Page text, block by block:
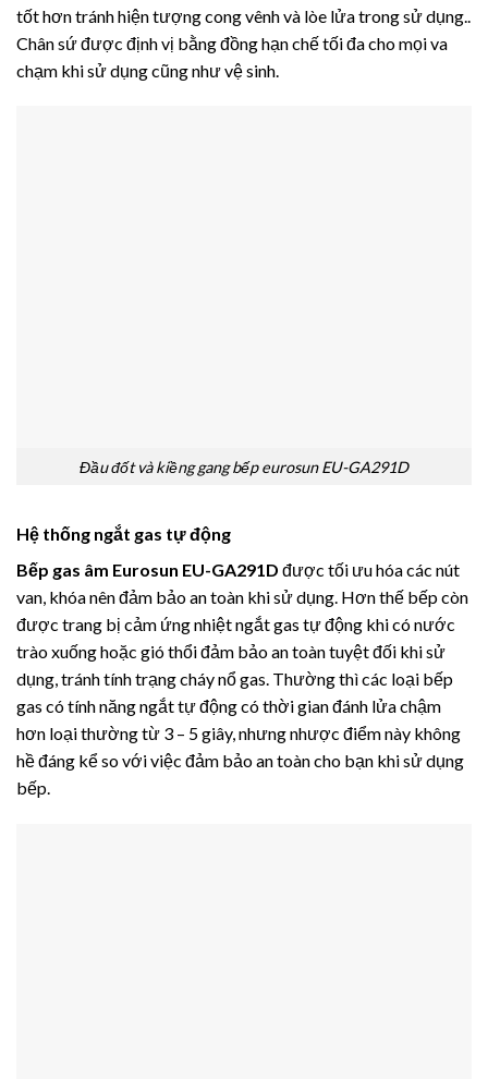
tốt hơn tránh hiện tượng cong vênh và lòe lửa trong sử dụng..
Chân sứ được định vị bằng đồng hạn chế tối đa cho mọi va
chạm khi sử dụng cũng như vệ sinh.
Đầu đốt và kiềng gang bếp eurosun EU-GA291D
Hệ thống ngắt gas tự động
Bếp gas âm Eurosun EU-GA291D được tối ưu hóa các nút
van, khóa nên đảm bảo an toàn khi sử dụng. Hơn thế bếp còn
được trang bị cảm ứng nhiệt ngắt gas tự động khi có nước
trào xuống hoặc gió thổi đảm bảo an toàn tuyệt đối khi sử
dụng, tránh tính trạng cháy nổ gas. Thường thì các loại bếp
gas có tính năng ngắt tự động có thời gian đánh lửa chậm
hơn loại thường từ 3 – 5 giây, nhưng nhược điểm này không
hề đáng kể so với việc đảm bảo an toàn cho bạn khi sử dụng
bếp.